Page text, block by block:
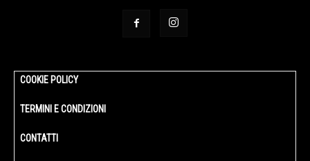
COOKIE POLICY
TERMINI E CONDIZIONI
CONTATTI